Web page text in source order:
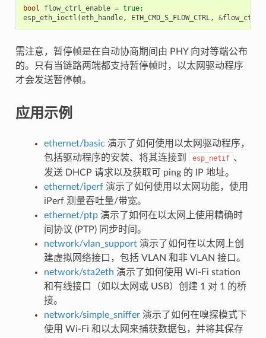
bool flow_ctrl_enable = true;
esp_eth_ioctl (eth_handle, ETH_CMD_S_FLOW_CTRL, &
需注意，暂停帧是在自动协商期间由 PHY 向对等端公布
的。只有当链路两端都支持暂停帧时，以太网驱动程序
才会发送暂停帧。
应用示例
ethernet/basic 演示了如何使用以太网驱动程序，
包括驱动程序的安装、将其连接到
esp_netif 、
发送 DHCP 请求以及获取可 ping 的 IP 地址。
ethernet/iperf演示了如何使用以太网功能，使用
iPerf 测量吞吐量/带宽。
ethernet/ptp演示了如何在以太网上使用精确时
间协议 (PTP) 同步时间。
network/vlan_support演示了如何在以太网上创
建虚拟网络接口，包括 VLAN 和非 VLAN 接口。
network/sta2eth 演示了如何使用 Wi-Fi station
和有线接口（如以太网或 USB）创建 1 对 1 的桥
接。
network/simple_sniffer演示了如何在嗅探模式下
使用 Wi-Fi 和以太网来捕获数据包，并将其保存